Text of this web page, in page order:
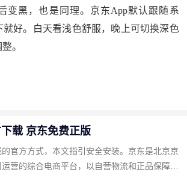
变黑，也是同理。京东App默认跟随系
就好。白天看浅色舒服，晚上可切换深色
。
载 京东免费正版
官方方式，本文指引安全安装。京东是北京京
营的综合电商平台，以自营物流和正品保障著